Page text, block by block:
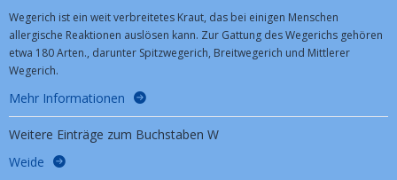
Wegerich ist ein weit verbreitetes Kraut, das bei einigen Menschen
allergische Reaktionen auslösen kann. Zur Gattung des Wegerichs gehören
etwa 180 Arten., darunter Spitzwegerich, Breitwegerich und Mittlerer
Wegerich.
Mehr Informationen
Weitere Einträge zum Buchstaben W
Weide